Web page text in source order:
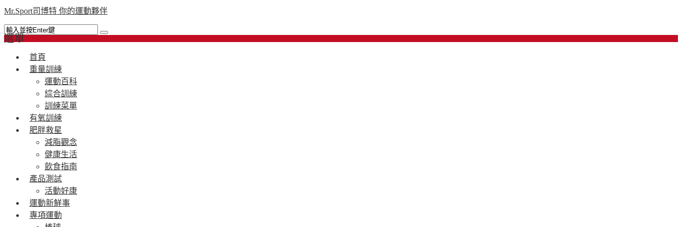
Mr.Sport司博特 你的運動夥伴
選單
首頁
重量訓練
運動百科
綜合訓練
訓練菜單
有氧訓練
肥胖救星
減脂觀念
健康生活
飲食指南
產品測試
活動好康
運動新鮮事
專項運動